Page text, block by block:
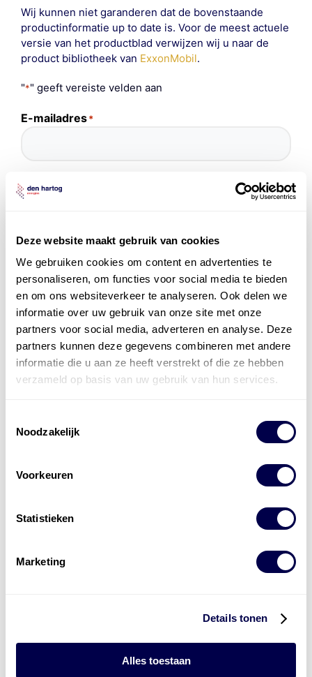
Deze website maakt gebruik van cookies
We gebruiken cookies om content en advertenties te
personaliseren, om functies voor social media te bieden
en om ons websiteverkeer te analyseren. Ook delen we
informatie over uw gebruik van onze site met onze
partners voor social media, adverteren en analyse. Deze
partners kunnen deze gegevens combineren met andere
informatie die u aan ze heeft verstrekt of die ze hebben
verzameld op basis van uw gebruik van hun services.
Noodzakelijk
Voorkeuren
Statistieken
Marketing
Details tonen
Alles toestaan
Wij kunnen niet garanderen dat de bovenstaande
productinformatie up to date is. Voor de meest actuele
versie van het productblad verwijzen wij u naar de
product bibliotheek van ExxonMobil.
"*" geeft vereiste velden aan
E-mailadres*
Ik ga akkoord met het
pdf productblad aanvragen
staan voor u klaar
Vragen of twijfels over de beste smeermiddelen voor
uw toepassing? Neem vrijblijvend contact op met onze
best passende smeermiddel voor uw applicatie of
machine!
contact